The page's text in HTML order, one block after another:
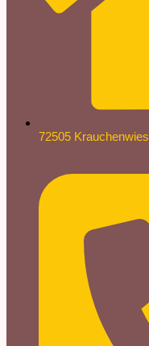
72505 Krauchenwies